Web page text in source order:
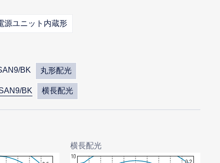
源ユニット内蔵形
BK 丸形配光
BK 横長配光
横長配光